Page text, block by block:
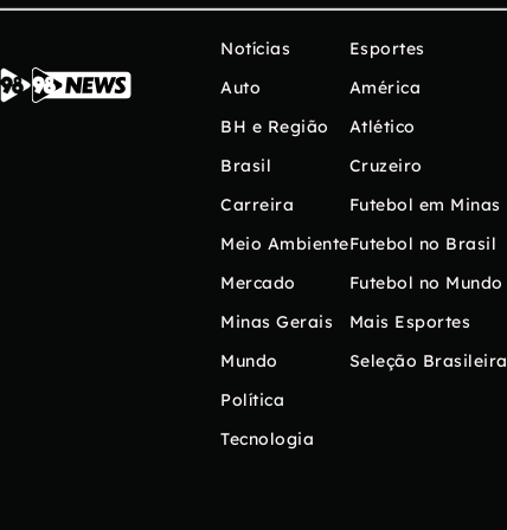
Notícias
Auto
BH e Região
Brasil
Carreira
Meio Ambiente
Mercado
Minas Gerais
Mundo
Política
Tecnologia
Esportes
América
Atlético
Cruzeiro
Futebol em Minas
Futebol no Brasil
Futebol no Mundo
Mais Esportes
Seleção Brasileira